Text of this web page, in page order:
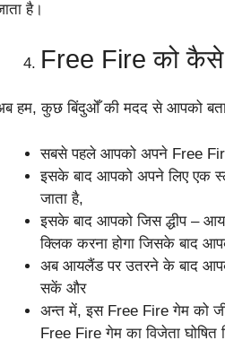
है।
Free Fire को कैसे
हम, कुछ बिंदुओँ की मदद से आपको
सबसे पहले आपको अपने Free
इसके बाद आपको अपने लिए एक
जाता है,
इसके बाद आपको जिस द्धीप –
क्लिक करना होगा जिसके बाद
अब आयलैंड पर उतरने के बाद
सकें और
अन्त में, इस Free Fire गेम को
Free Fire गेम का विजेता घोषित